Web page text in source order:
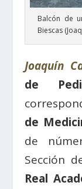
Balcón de
Biescas
Joaquín
de
de
de
Sección
Real